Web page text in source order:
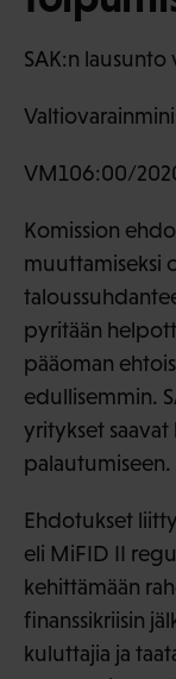
SAK:n
VM106:00/
Komission
muuttamiseksi
pyritään
pääoman
edullisemmin.
yritykset
palautumiseen.
Ehdotukset
eli MiFID II
kehittämään
finanssikriisin
kuluttajia ja